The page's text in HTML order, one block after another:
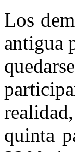
Los
antigua
quinta